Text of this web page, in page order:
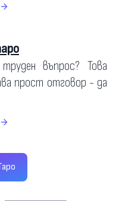
въпрос? Това
прост отговор - да